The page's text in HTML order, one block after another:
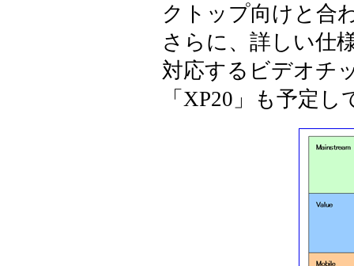
クトップ向けと合
さらに、詳しい仕
対応するビデオチ
「XP20」も予定